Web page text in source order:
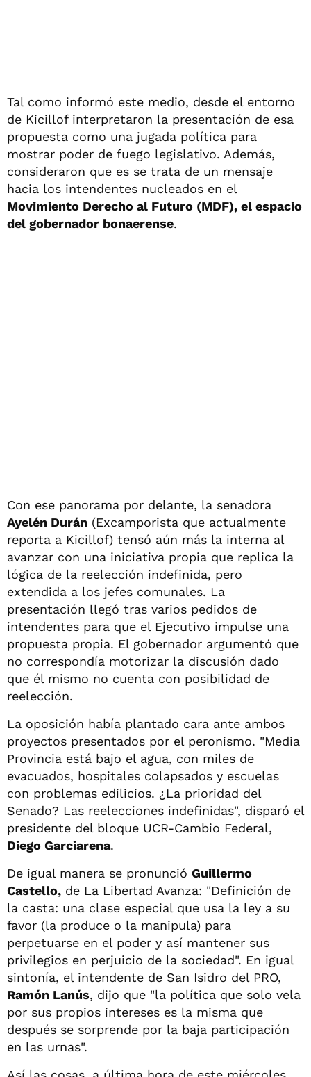
Tal como informó este medio, desde el entorno
de Kicillof interpretaron la presentación de esa
propuesta como una jugada política para
mostrar poder de fuego legislativo. Además,
consideraron que es se trata de un mensaje
hacia los intendentes nucleados en el
Movimiento Derecho al Futuro (MDF), el espacio
del gobernador bonaerense.
Con ese panorama por delante, la senadora
Ayelén Durán (Excamporista que actualmente
reporta a Kicillof) tensó aún más la interna al
avanzar con una iniciativa propia que replica la
lógica de la reelección indefinida, pero
extendida a los jefes comunales. La
presentación llegó tras varios pedidos de
intendentes para que el Ejecutivo impulse una
propuesta propia. El gobernador argumentó que
no correspondía motorizar la discusión dado
que él mismo no cuenta con posibilidad de
reelección.
La oposición había plantado cara ante ambos
proyectos presentados por el peronismo. "Media
Provincia está bajo el agua, con miles de
evacuados, hospitales colapsados y escuelas
con problemas edilicios. ¿La prioridad del
Senado? Las reelecciones indefinidas", disparó el
presidente del bloque UCR-Cambio Federal,
Diego Garciarena.
De igual manera se pronunció Guillermo
Castello, de La Libertad Avanza: "Definición de
la casta: una clase especial que usa la ley a su
favor (la produce o la manipula) para
perpetuarse en el poder y así mantener sus
privilegios en perjuicio de la sociedad". En igual
sintonía, el intendente de San Isidro del PRO,
Ramón Lanús, dijo que "la política que solo vela
por sus propios intereses es la misma que
después se sorprende por la baja participación
en las urnas".